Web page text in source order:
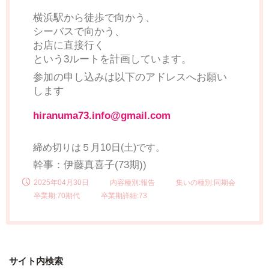
横浜駅から徒歩で向かう、
シーバスで向かう、
お店に直接行く
という3ルートを計画しています。
参加の申し込みは以下のアドレスへお願い
します
hiranuma73.info@gmail.com
締め切りは５月10日(土)です。
幹事：伊藤真喜子(73期))
2025年04月30日 内容種別:報告
集いの種別:同期会
卒業期:70期代
卒業期詳細:73
サイト内検索